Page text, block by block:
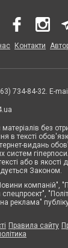
Контакти
734-84-32. E-
без
в тексті
видань
систем
або в
Законом.
компаній",
реклама"
Правила сайту